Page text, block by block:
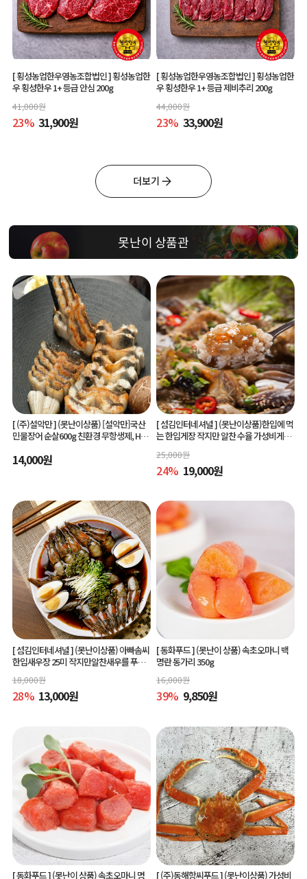
[ 횡성농업한우영농조합법인 ]횡성농업한
우 횡성한우 1+ 등급 안심 200g
41,000원
23% 31,900원
[ 횡성농업한우영농조합법인 ]횡성농업한
우 횡성한우 1+ 등급 제비추리 200g
44,000원
23% 33,900원
더보기
못난이 상품관
[ (주)설악만 ](못난이상품) [설악만]국산
민물장어 순살600g 친환경 무항생제, HAC
14,000원
[ 섬김인터네셔널 ](못난이상품)한입에 먹
는 한입게장 작지만 알찬 수율 가성비게장
씨한입게장
25,000원
24% 19,000원
[ 섬김인터네셔널 ](못난이상품) 아빠솜씨
한입새우장 25미 작지만알찬새우를 푸짐
하게 즐길수 있는 한입새우장
18,000원
28% 13,000원
[ 동화푸드 ](못난이 상품) 속초오마니 백
명란 동가리 350g
16,000원
39% 9,850원
[ 동화푸드 ](못난이 상품) 속초오마니 명 [ (주)동해항씨푸드 ](못난이상품) 가성비